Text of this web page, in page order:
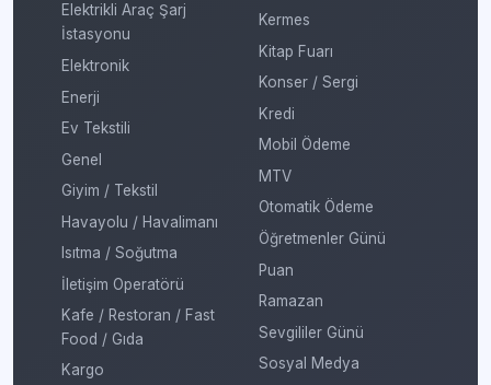
Elektrikli Araç Şarj
İstasyonu
Elektronik
Enerji
Ev Tekstili
Genel
Giyim / Tekstil
Havayolu / Havalimanı
Isıtma / Soğutma
İletişim Operatörü
Kafe / Restoran / Fast
Food / Gıda
Kargo
Kermes
Kitap Fuarı
Konser / Sergi
Kredi
Mobil Ödeme
MTV
Otomatik Ödeme
Öğretmenler Günü
Puan
Ramazan
Sevgililer Günü
Sosyal Medya